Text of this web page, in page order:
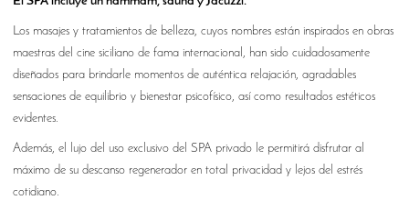
Los masajes y tratamientos de belleza, cuyos nombres están inspirados en obras
maestras del cine siciliano de fama internacional, han sido cuidadosamente
diseñados para brindarle momentos de auténtica relajación, agradables
sensaciones de equilibrio y bienestar psicofísico, así como resultados estéticos
evidentes.
Además, el lujo del uso exclusivo del SPA privado le permitirá disfrutar al
máximo de su descanso regenerador en total privacidad y lejos del estrés
cotidiano.